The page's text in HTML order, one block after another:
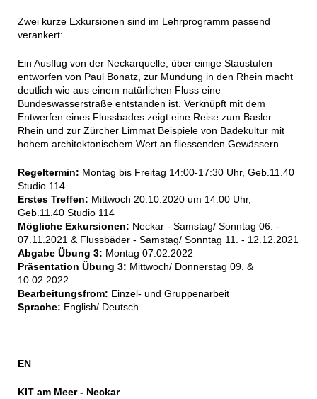
Zwei kurze Exkursionen sind im Lehrprogramm passend
verankert:
Ein Ausflug von der Neckarquelle, über einige Staustufen
entworfen von Paul Bonatz, zur Mündung in den Rhein macht
deutlich wie aus einem natürlichen Fluss eine
Bundeswasserstraße entstanden ist. Verknüpft mit dem
Entwerfen eines Flussbades zeigt eine Reise zum Basler
Rhein und zur Zürcher Limmat Beispiele von Badekultur mit
hohem architektonischem Wert an fliessenden Gewässern.
Regeltermin: Montag bis Freitag 14:00-17:30 Uhr, Geb.11.40
Studio 114
Erstes Treffen: Mittwoch 20.10.2020 um 14:00 Uhr,
Geb.11.40 Studio 114
Mögliche Exkursionen: Neckar - Samstag/ Sonntag 06. -
07.11.2021 & Flussbäder - Samstag/ Sonntag 11. - 12.12.2021
Abgabe Übung 3: Montag 07.02.2022
Präsentation Übung 3: Mittwoch/ Donnerstag 09. &
10.02.2022
Bearbeitungsfrom: Einzel- und Gruppenarbeit
Sprache: English/ Deutsch
EN
KIT am Meer - Neckar